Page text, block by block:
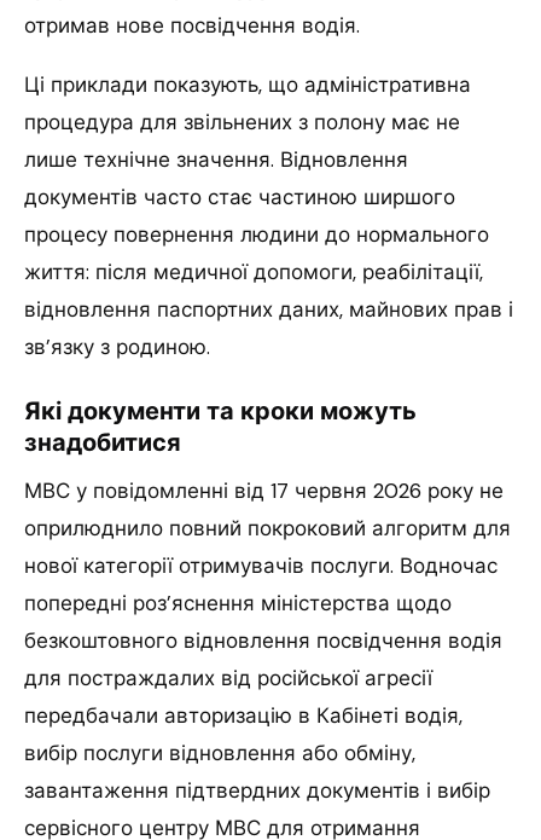
отримав нове посвідчення водія.
Ці приклади показують, що адміністративна
процедура для звільнених з полону має не
лише технічне значення. Відновлення
документів часто стає частиною ширшого
процесу повернення людини до нормального
життя: після медичної допомоги, реабілітації,
відновлення паспортних даних, майнових прав і
зв’язку з родиною.
Які документи та кроки можуть
знадобитися
МВС у повідомленні від 17 червня 2026 року не
оприлюднило повний покроковий алгоритм для
нової категорії отримувачів послуги. Водночас
попередні роз’яснення міністерства щодо
безкоштовного відновлення посвідчення водія
для постраждалих від російської агресії
передбачали авторизацію в Кабінеті водія,
вибір послуги відновлення або обміну,
завантаження підтвердних документів і вибір
сервісного центру МВС для отримання